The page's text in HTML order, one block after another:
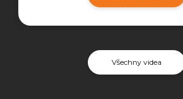
Všechny videa